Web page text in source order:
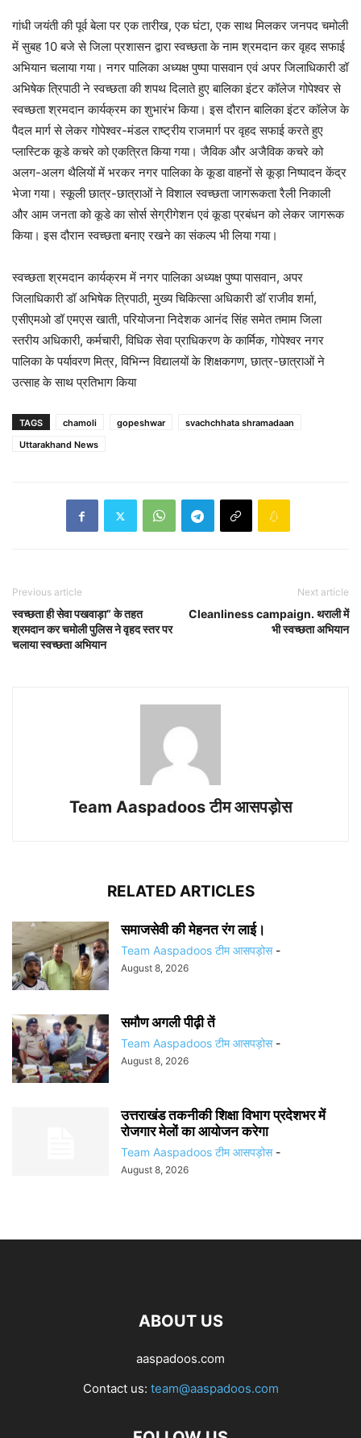
गांधी जयंती की पूर्व बेला पर एक तारीख, एक घंटा, एक साथ मिलकर जनपद चमोली
में सुबह 10 बजे से जिला प्रशासन द्वारा स्वच्छता के नाम श्रमदान कर वृहद सफाई
अभियान चलाया गया। नगर पालिका अध्यक्ष पुष्पा पासवान एवं अपर जिलाधिकारी डॉ
अभिषेक त्रिपाठी ने स्वच्छता की शपथ दिलाते हुए बालिका इंटर कॉलेज गोपेश्वर से
स्वच्छता श्रमदान कार्यक्रम का शुभारंभ किया। इस दौरान बालिका इंटर कॉलेज के
पैदल मार्ग से लेकर गोपेश्वर-मंडल राष्ट्रीय राजमार्ग पर वृहद सफाई करते हुए
प्लास्टिक कूडे कचरे को एकत्रित किया गया। जैविक और अजैविक कचरे को
अलग-अलग थैलियों में भरकर नगर पालिका के कूडा वाहनों से कूड़ा निष्पादन केंद्र
भेजा गया। स्कूली छात्र-छात्राओं ने विशाल स्वच्छता जागरूकता रैली निकाली
और आम जनता को कूडे का सोर्स सेग्रीगेशन एवं कूडा प्रबंधन को लेकर जागरूक
किया। इस दौरान स्वच्छता बनाए रखने का संकल्प भी लिया गया।
स्वच्छता श्रमदान कार्यक्रम में नगर पालिका अध्यक्ष पुष्पा पासवान, अपर
जिलाधिकारी डॉ अभिषेक त्रिपाठी, मुख्य चिकित्सा अधिकारी डॉ राजीव शर्मा,
एसीएमओ डॉ एमएस खाती, परियोजना निदेशक आनंद सिंह समेत तमाम जिला
स्तरीय अधिकारी, कर्मचारी, विधिक सेवा प्राधिकरण के कार्मिक, गोपेश्वर नगर
पालिका के पर्यावरण मित्र, विभिन्न विद्यालयों के शिक्षकगण, छात्र-छात्राओं ने
उत्साह के साथ प्रतिभाग किया
TAGS chamoli gopeshwar
svachchhata shramadaan
Uttarakhand News
Previous article
स्वच्छता ही सेवा पखवाड़ा” के तहत
श्रमदान कर चमोली पुलिस ने वृहद स्तर पर
चलाया स्वच्छता अभियान
Next article
Cleanliness campaign. थराली में
भी स्वच्छता अभियान
Team Aaspadoos टीम आसपड़ोस
RELATED ARTICLES
समाजसेवी की मेहनत रंग लाई।
Team Aaspadoos टीम आसपड़ोस -
August 8, 2026
समौण अगली पीढ़ी तें
Team Aaspadoos टीम आसपड़ोस -
August 8, 2026
उत्तराखंड तकनीकी शिक्षा विभाग प्रदेशभर में
रोजगार मेलों का आयोजन करेगा
Team Aaspadoos टीम आसपड़ोस -
August 8, 2026
ABOUT US
aaspadoos.com
Contact us: team@aaspadoos.com